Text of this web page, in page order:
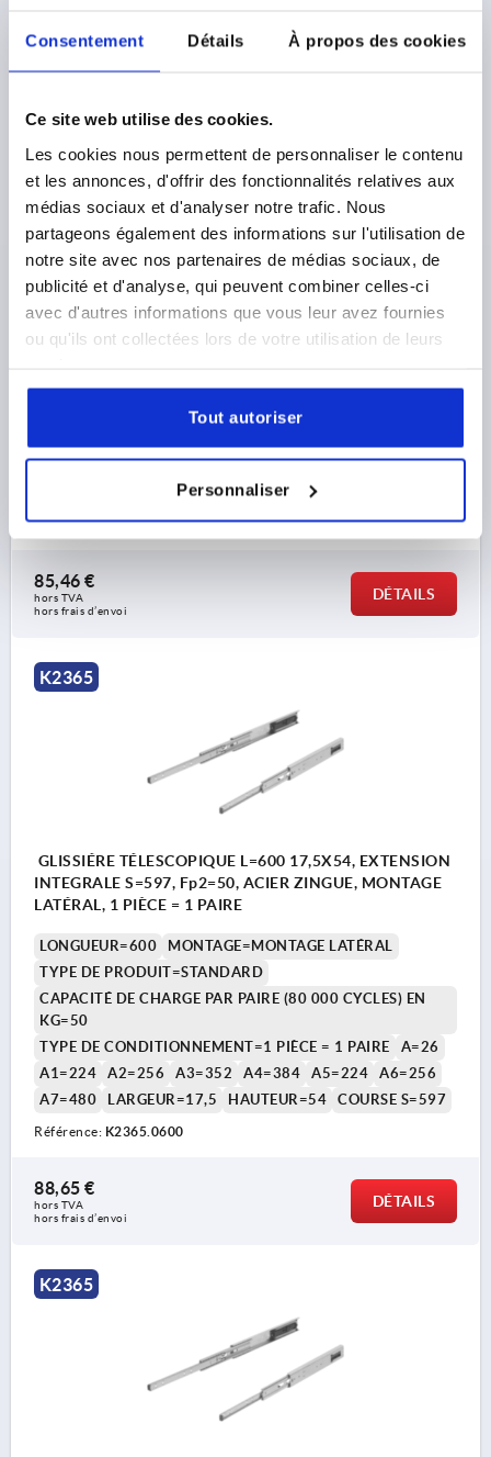
Consentement Détails À propos des cookies
Ce site web utilise des cookies.
Les cookies nous permettent de personnaliser le contenu
et les annonces, d'offrir des fonctionnalités relatives aux
médias sociaux et d'analyser notre trafic. Nous
partageons également des informations sur l'utilisation de
notre site avec nos partenaires de médias sociaux, de
publicité et d'analyse, qui peuvent combiner celles-ci
avec d'autres informations que vous leur avez fournies
ou qu'ils ont collectées lors de votre utilisation de leurs
Tout autoriser
Personnaliser
K2365
GLISSIÉRE TÉLESCOPIQUE L=550 17,5X54, EXTENSION
INTEGRALE S=547,6, Fp2=50, ACIER ZINGUE, MONTAGE
LATÉRAL, 1 PIÈCE = 1 PAIRE
LONGUEUR=550
MONTAGE=MONTAGE LATÉRAL
TYPE DE PRODUIT=STANDARD
KG=50
TYPE DE CONDITIONNEMENT=1 PIÈCE = 1 PAIRE
A7=416
LARGEUR=17,5
HAUTEUR=54
Référence:K2365.0550
85,46 €
hors TVA
hors frais d’envoi
DÉTAILS
K2365
GLISSIÉRE TÉLESCOPIQUE L=600 17,5X54, EXTENSION
INTEGRALE S=597, Fp2=50, ACIER ZINGUE, MONTAGE
LATÉRAL, 1 PIÈCE = 1 PAIRE
LONGUEUR=600
MONTAGE=MONTAGE LATÉRAL
TYPE DE PRODUIT=STANDARD
CAPACITÉ DE CHARGE PAR PAIRE (80 000 CYCLES) EN
KG=50
TYPE DE CONDITIONNEMENT=1 PIÈCE = 1 PAIRE
A=26
A1=224
A2=256 A3=352 A4=384 A5=224
A6=256
A7=480
LARGEUR=17,5 HAUTEUR=54 COURSE S=597
Référence: K2365.0600
88,65 €
hors TVA
hors frais d’envoi
DÉTAILS
K2365